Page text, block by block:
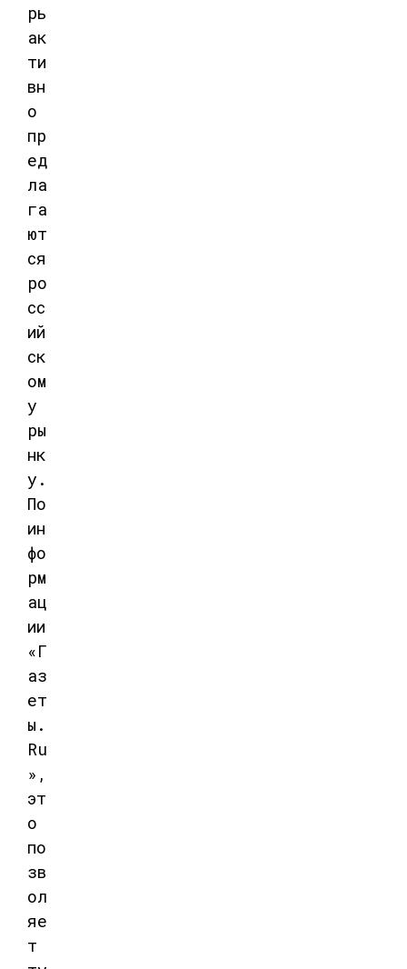
рь
ак
ти
вн
о
пр
ед
ла
га
ют
ся
ро
сс
ий
ск
ом
у
ры
нк
у .
По
ин
фо
рм
ац
ии
«Г
аз
ет
ы.
Ru
»,
эт
о
по
зв
ол
яе
т